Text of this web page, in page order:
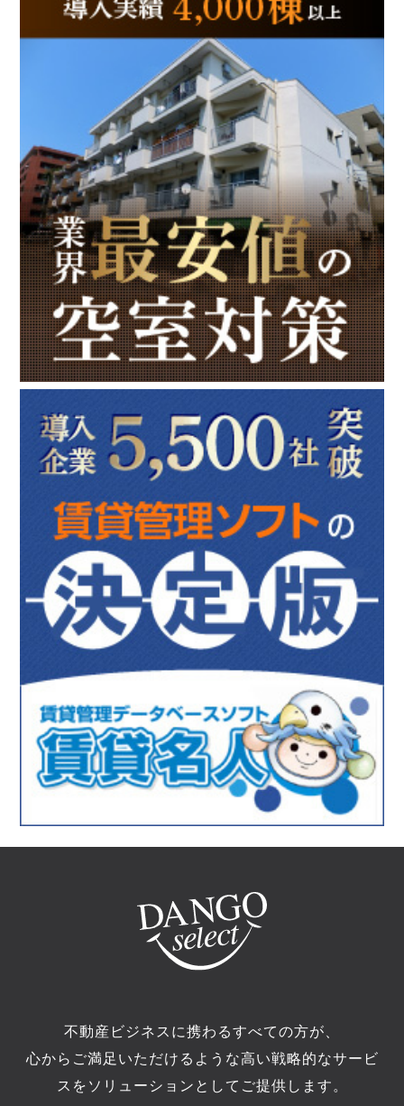
不動産ビジネスに携わるすべての方が、
心からご満足いただけるような高い戦略的なサービ
スをソリューションとしてご提供します。